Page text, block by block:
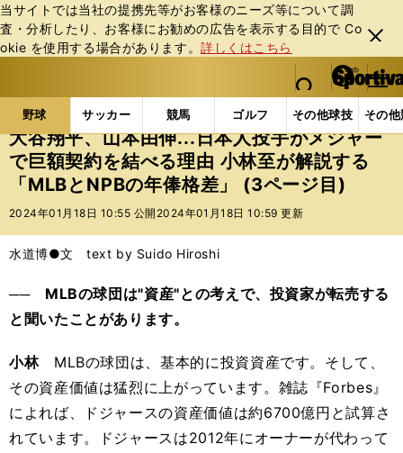
当サイトでは当社の提携先等がお客様のニーズ等について調
査・分析したり、お客様にお勧めの広告を表⽰する⽬的で Co
okie を使⽤する場合があります。詳しくはこちら
閉じ
る
web Sportiva (webスポルティーバ)
検索
マイペ
ー
ジ
メニュ
野球 サッカー 競馬 ゴルフ その他球技 その
b
ス
ポ
ル
テ
ー
バ
野球の記事一覧 MLB MLB 大谷翔平、山本由伸
大谷翔平、山本由伸...日本人投手がメジャー
で巨額契約を結べる理由 小林至が解説する
「MLBとNPBの年俸格差」 (3ページ目)
2024年01月18日 10:55 公開 2024年01月18日 10:59 更新
水道博●文 text by Suido Hiroshi
── MLBの球団は"資産"との考えで、投資家が転売する
と聞いたことがあります。
小林MLBの球団は、基本的に投資資産です。そして、
その資産価値は猛烈に上がっています。雑誌『Forbes』
によれば、ドジャースの資産価値は約6700億円と試算さ
れています。ドジャースは2012年にオーナーが代わって